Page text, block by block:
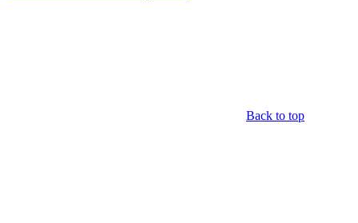
Back to top